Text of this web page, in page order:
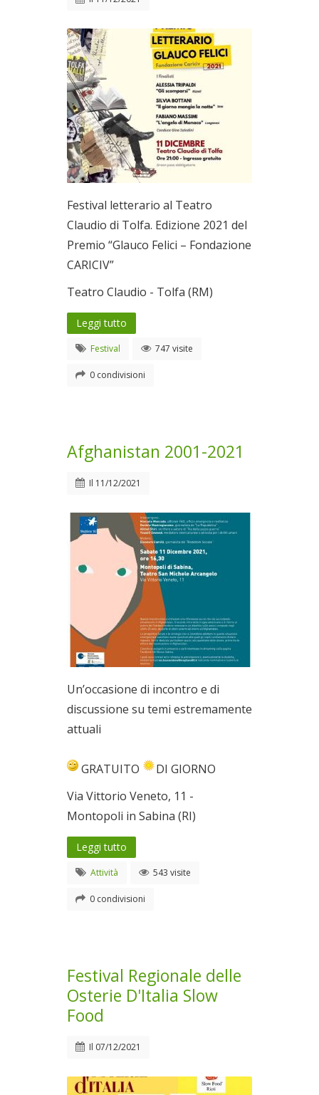
Festival letterario al Teatro
Claudio di Tolfa. Edizione 2021 del
Premio “Glauco Felici – Fondazione
CARICIV”
Teatro Claudio - Tolfa (RM)
Leggi tutto
Festival 747 visite
0 condivisioni
Afghanistan 2001-2021
Il 11/12/2021
Un’occasione di incontro e di
discussione su temi estremamente
attuali
GRATUITO
DI GIORNO
Via Vittorio Veneto, 11 -
Montopoli in Sabina (RI)
Leggi tutto
Attività 543 visite
0 condivisioni
Festival Regionale delle
Osterie D'Italia Slow
Food
Il 07/12/2021